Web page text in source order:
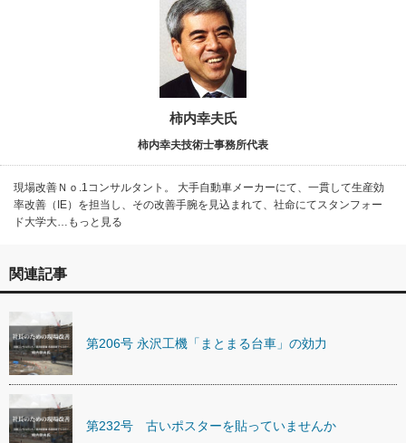
柿内幸夫氏
柿内幸夫技術士事務所代表
現場改善Ｎｏ.1コンサルタント。 大手自動車メーカーにて、一貫して生産効
率改善（IE）を担当し、その改善手腕を見込まれて、社命にてスタンフォー
ド大学大…もっと見る
関連記事
第206号 永沢工機「まとまる台車」の効力
第232号 古いポスターを貼っていませんか